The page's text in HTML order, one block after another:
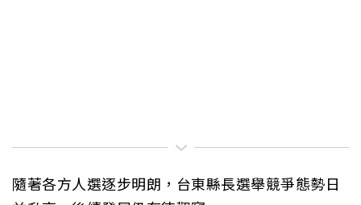
隨著各方人選逐步明朗，台東縣長選舉競爭態勢日